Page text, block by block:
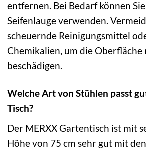
entfernen. Bei Bedarf können
Seifenlauge verwenden.
scheuernde Reinigungsmittel
Chemikalien, um die Oberfläche
beschädigen.
Welche Art von Stühlen passt
Tisch?
Der MERXX Gartentisch ist mit
Höhe von 75 cm sehr gut mit